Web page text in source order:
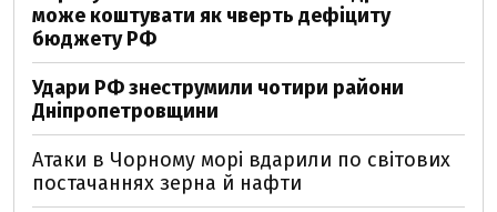
може коштувати як чверть дефіциту
бюджету РФ
Удари РФ знеструмили чотири райони
Дніпропетровщини
Атаки в Чорному морі вдарили по світових
постачаннях зерна й нафти